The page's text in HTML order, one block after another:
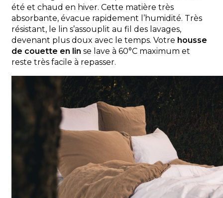
été et chaud en hiver. Cette matière très
absorbante, évacue rapidement l’humidité. Très
résistant, le lin s’assouplit au fil des lavages,
devenant plus doux avec le temps. Votre housse
de couette en lin se lave à 60°C maximum et
reste très facile à repasser.